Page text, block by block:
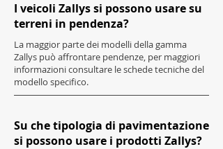
I veicoli Zallys si possono usare su
terreni in pendenza?
La maggior parte dei modelli della gamma
Zallys può affrontare pendenze, per maggiori
informazioni consultare le schede tecniche del
modello specifico.
Su che tipologia di pavimentazione
si possono usare i prodotti Zallys?